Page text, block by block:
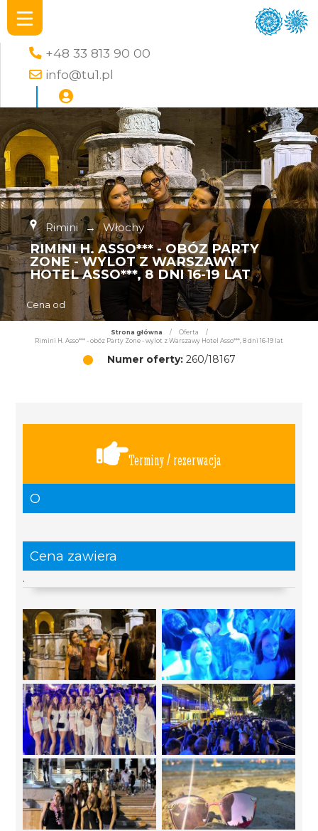
+48 33 813 90 00
info@tu1.pl
Rimini → Włochy
RIMINI H. ASSO*** - OBÓZ PARTY
ZONE - WYLOT Z WARSZAWY
HOTEL ASSO***, 8 DNI 16-19 LAT
Cena od
Strona główna / Oferta
/
Rimini H. Asso*** - obóz Party Zone - wylot z Warszawy Hotel Asso***, 8 dni 16-19 lat
Numer oferty:260/18167
Terminy / rezerwacja
O
Cena zawiera
.